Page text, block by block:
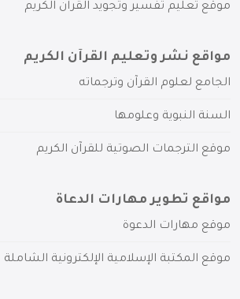
موقع تعليم تفسير وتجويد القرآن الكريم
مواقع نشر وتعليم القرآن الكريم
الجامع لعلوم القرآن وترجماته
السنة النبوية وعلومها
موقع الترجمات الصوتية للقرآن الكريم
مواقع تطوير مهارات الدعاة
موقع مهارات الدعوة
موقع المكتبة الإسلامية الإلكترونية الشاملة